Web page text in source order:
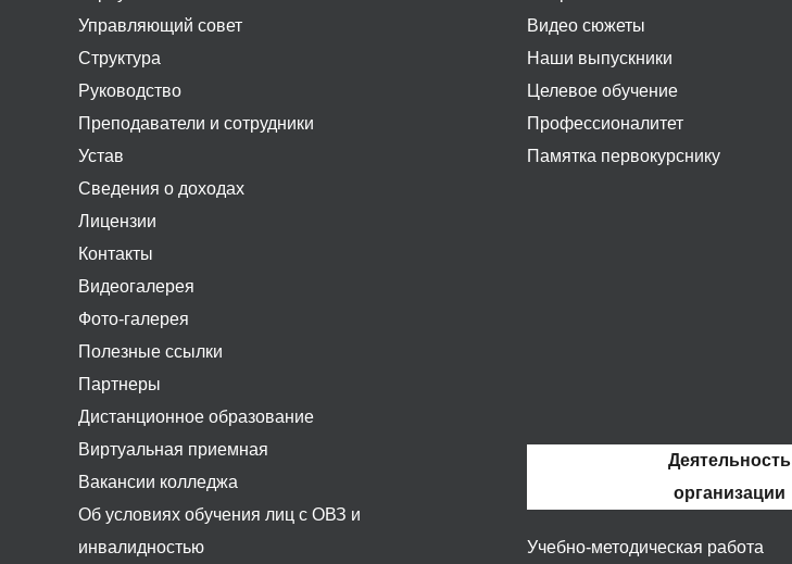
Управляющий совет
Структура
Руководство
Преподаватели и сотрудники
Устав
Сведения о доходах
Лицензии
Контакты
Видеогалерея
Фото-галерея
Полезные ссылки
Партнеры
Дистанционное образование
Виртуальная приемная
Вакансии колледжа
Об условиях обучения лиц с ОВЗ и
инвалидностью
Видео сюжеты
Наши выпускники
Целевое обучение
Профессионалитет
Памятка первокурснику
Деятельность
организации
Учебно-методическая работа